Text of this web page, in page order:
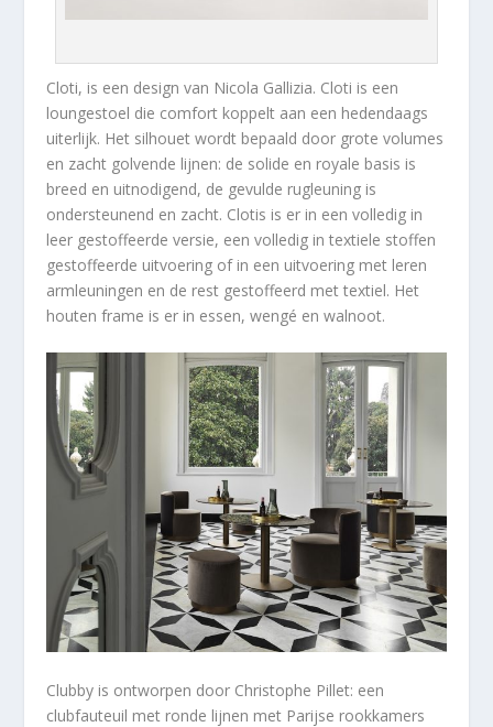
Cloti, is een design van Nicola Gallizia. Cloti is een
loungestoel die comfort koppelt aan een hedendaags
uiterlijk. Het silhouet wordt bepaald door grote volumes
en zacht golvende lijnen: de solide en royale basis is
breed en uitnodigend, de gevulde rugleuning is
ondersteunend en zacht. Clotis is er in een volledig in
leer gestoffeerde versie, een volledig in textiele stoffen
gestoffeerde uitvoering of in een uitvoering met leren
armleuningen en de rest gestoffeerd met textiel. Het
houten frame is er in essen, wengé en walnoot.
Clubby is ontworpen door Christophe Pillet: een
clubfauteuil met ronde lijnen met Parijse rookkamers